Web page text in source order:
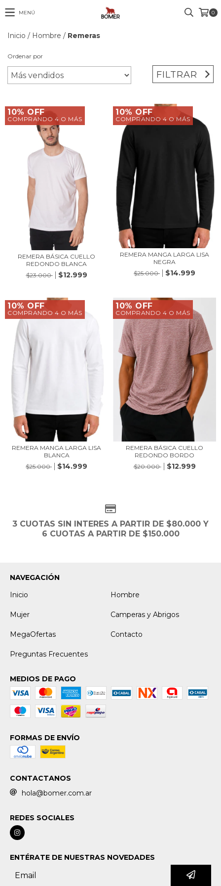
MENÚ 0
Inicio / Hombre / Remeras
Ordenar por
FILTRAR
10% OFF
COMPRANDO 4 O MÁS
REMERA BÁSICA CUELLO
REDONDO BLANCA
$23.000
$12.999
10% OFF
COMPRANDO 4 O MÁS
REMERA MANGA LARGA LISA
NEGRA
$25.000
$14.999
10% OFF
COMPRANDO 4 O MÁS
REMERA MANGA LARGA LISA
BLANCA
$25.000
$14.999
10% OFF
COMPRANDO 4 O MÁS
REMERA BÁSICA CUELLO
REDONDO BORDO
$20.000
$12.999
3 CUOTAS SIN INTERES A PARTIR DE $80.000 Y
6 CUOTAS A PARTIR DE $150.000
NAVEGACIÓN
Inicio
Hombre
Mujer Camperas y Abrigos
MegaOfertas Contacto
Preguntas Frecuentes
MEDIOS DE PAGO
FORMAS DE ENVÍO
CONTACTANOS
hola@bomer.com.ar
REDES SOCIALES
ENTÉRATE DE NUESTRAS NOVEDADES